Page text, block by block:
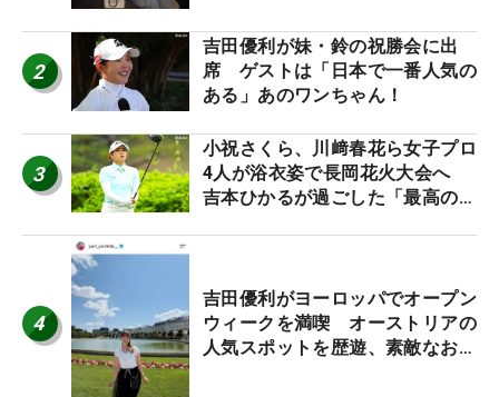
2
吉田優利が妹・鈴の祝勝会に出
席 ゲストは「日本で一番人気の
ある」あのワンちゃん！
3
小祝さくら、川﨑春花ら女子プロ
4人が浴衣姿で長岡花火大会へ
吉本ひかるが過ごした「最高の夏
4
吉田優利がヨーロッパでオープン
ウィークを満喫 オーストリアの
人気スポットを歴遊、素敵なお土